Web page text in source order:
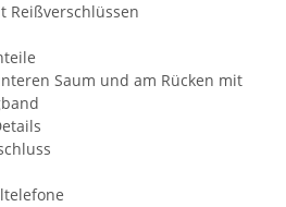
Reißverschlüssen
Saum und am Rücken mit